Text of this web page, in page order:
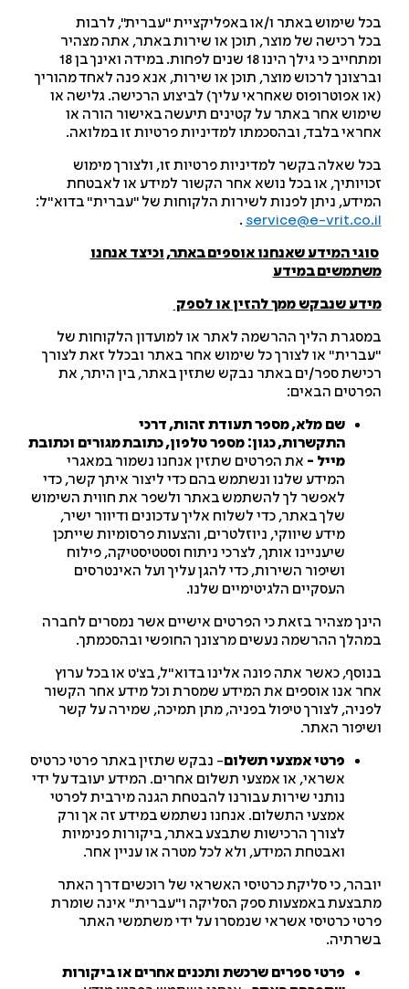
שימוש באתר ו/או באפליקציית "עברית", לרבות
רכישה של מוצר, תוכן או שירות באתר, אתה מצהיר
ומתחייב כי גילך הינו 18 שנים לפחות. במידה ואינך בן 18
לרכוש מוצר, תוכן או שירות, אנא פנה לאחד מהוריך
אפוטרופוס שאחראי עליך) לביצוע הרכישה. גלישה או
אחר באתר על קטינים תיעשה באישור הורה או
בלבד, ובהסכמתו למדיניות פרטיות זו במלואה.
שאלה בקשר למדיניות פרטיות זו, ולצורך מימוש
או בכל נושא אחר הקשור למידע או לאבטחת
ניתן לפנות לשירות הלקוחות של "עברית" בדוא"ל:
service@e-
.
המידע שאנחנו אוספים באתר, וכיצד אנחנו
במידע
שנבקש ממך להזין או לספק
הליך ההרשמה לאתר או למועדון הלקוחות של
או לצורך כל שימוש אחר באתר ובכלל זאת לצורך
ספר/ים באתר נבקש שתזין באתר, בין היתר, את
הבאים:
שם מלא, מספר תעודת זהות, דרכי
התקשרות, כגון: מספר טלפון, כתובת מגורים וכתובת
מייל -את הפרטים שתזין אנחנו נשמור במאגרי
המידע שלנו ונשתמש בהם כדי ליצור איתך קשר, כדי
לאפשר לך להשתמש באתר ולשפר את חווית השימוש
שלך באתר, כדי לשלוח אליך עדכונים ודיוור ישיר,
מידע שיווקי, ניוזלטרים, והצעות פרסומיות שייתכן
שיעניינו אותך, לצרכי ניתוח וסטטיסטיקה, פילוח
ושיפור השירות, כדי להגן עליך ועל האינטרסים
העסקיים הלגיטימיים שלנו.
מצהיר בזאת כי הפרטים אישיים אשר נמסרים לחברה
ההרשמה נעשים מרצונך החופשי ובהסכמתך.
כאשר אתה פונה אלינו בדוא"ל, בצ'ט או בכל ערוץ
אנו אוספים את המידע שמסרת וכל מידע אחר הקשור
לצורך טיפול בפניה, מתן תמיכה, שמירה על קשר
האתר.
פרטי אמצעי תשלום- נבקש שתזין באתר פרטי כרטיס
אשראי, או אמצעי תשלום אחרים. המידע יעובד על ידי
נותני שירות עבורנו להבטחת הגנה מירבית לפרטי
אמצעי התשלום. אנחנו נשתמש במידע זה אך ורק
לצורך הרכישות שתבצע באתר, ביקורות פנימיות
ואבטחת המידע, ולא לכל מטרה או עניין אחר.
כי סליקת כרטיסי האשראי של רוכשים דרך האתר
באמצעות ספק הסליקה ו"עברית" אינה שומרת
כרטיסי אשראי שנמסרו על ידי משתמשי האתר
פרטי ספרים שרכשת ותכנים אחרים או ביקורות